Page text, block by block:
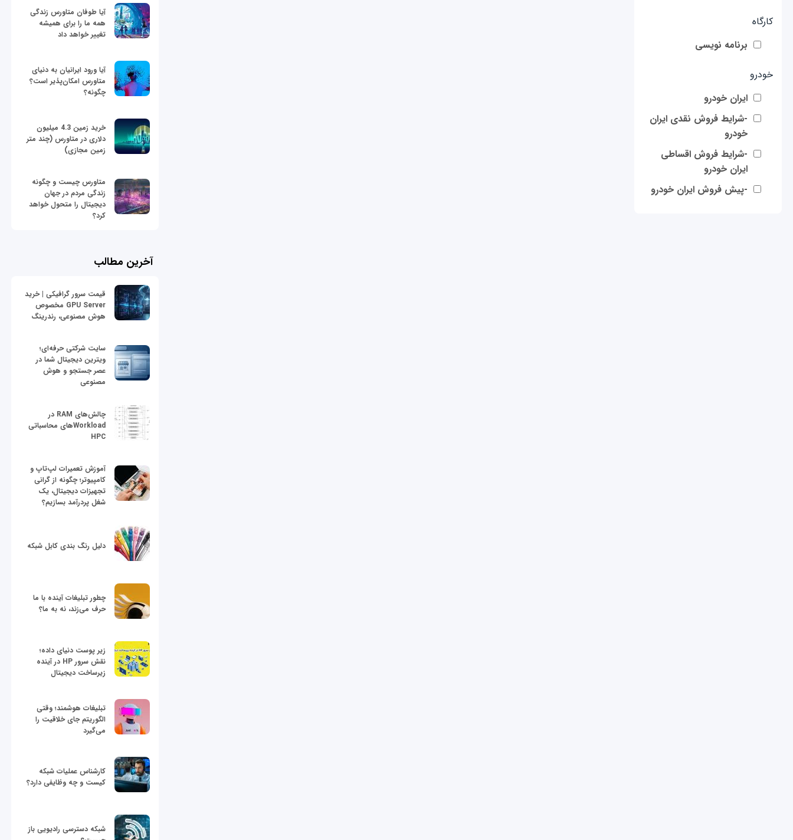
کارگاه
برنامه نویسی
خودرو
ایران خودرو
-شرایط فروش نقدی ایران
خودرو
-شرایط فروش اقساطی
ایران خودرو
-پیش فروش ایران خودرو
آیا طوفان متاورس زندگی
همه ما را برای همیشه
تغییر خواهد داد
آیا ورود ایرانیان به دنیای
متاورس امکان‌پذیر است؟
چگونه؟
خرید زمین 4.3 میلیون
دلاری در متاورس (چند متر
زمین مجازی)
متاورس چیست و چگونه
زندگی مردم در جهان
دیجیتال را متحول خواهد
کرد؟
آخرین مطالب
قیمت سرور گرافیکی | خرید
GPU Server مخصوص
هوش مصنوعی، رندرینگ
سایت شرکتی حرفه‌ای؛
ویترین دیجیتال شما در
عصر جستجو و هوش
مصنوعی
چالش‌های RAM در
Workloadهای محاسباتی
HPC
آموزش تعمیرات لپ‌تاپ و
کامپیوتر؛ چگونه از گرانی
تجهیزات دیجیتال، یک
شغل پردرآمد بسازیم؟
دلیل رنگ بندی کابل شبکه
چطور تبلیغات آینده با ما
حرف می‌زند، نه به ما؟
زیر پوست دنیای داده؛
نقش سرور HP در آینده
زیرساخت دیجیتال
تبلیغات هوشمند؛ وقتی
الگوریتم جای خلاقیت را
می‌گیرد
کارشناس عملیات شبکه
کیست و چه وظایفی دارد؟
شبکه دسترسی رادیویی باز